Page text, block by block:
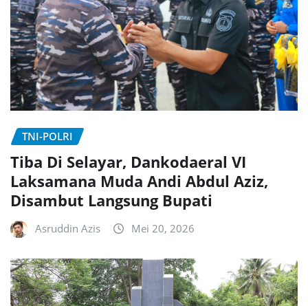
TNI-POLRI
Tiba Di Selayar, Dankodaeral VI
Laksamana Muda Andi Abdul Aziz,
Disambut Langsung Bupati
Asruddin Azis Mei 20, 2026